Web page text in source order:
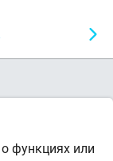
функциях или